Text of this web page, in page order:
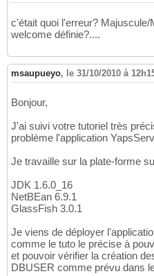
c'était quoi l'erreur?
welcome définie?....
msaupueyo, le 31/10/2010 à
Bonjour,
J'ai suivi votre tutoriel très
problème l'application
Je travaille sur la plate-forme
JDK 1.6.0_16
NetBEan 6.9.1
GlassFish 3.0.1
Je viens de déployer
comme le tuto le précise à
et pouvoir vérifier la création
DBUSER comme prévu dans